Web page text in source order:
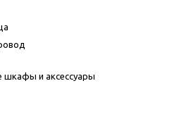
шкафы и аксессуары